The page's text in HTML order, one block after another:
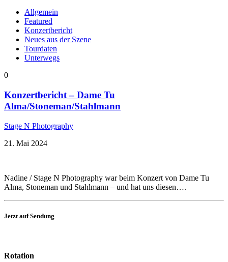
Allgemein
Featured
Konzertbericht
Neues aus der Szene
Tourdaten
Unterwegs
0
Konzertbericht – Dame Tu
Alma/Stoneman/Stahlmann
Stage N Photography
21. Mai 2024
Nadine / Stage N Photography war beim Konzert von Dame Tu
Alma, Stoneman und Stahlmann – und hat uns diesen….
Jetzt auf Sendung
Rotation